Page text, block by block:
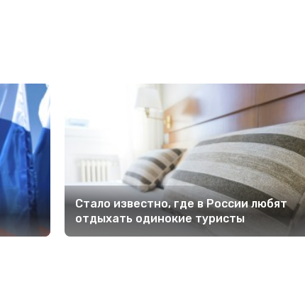
Стало известно, где в России любят
отдыхать одинокие туристы